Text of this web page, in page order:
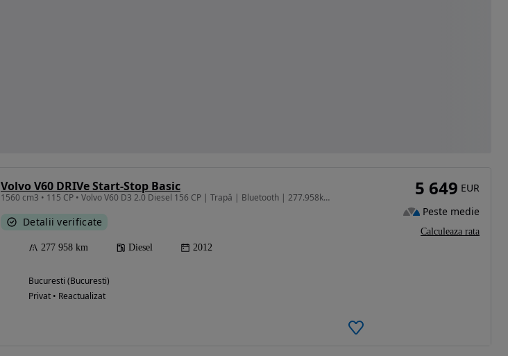
Volvo V60 DRIVe Start-Stop Basic
1560 cm3 • 115 CP • Volvo V60 D3 2.0 Diesel 156 CP | Trapă | Bluetooth | 277.958km | Euro5
Detalii verificate
277 958 km Diesel 2012
Bucuresti (Bucuresti)
Privat • Reactualizat
5 649 EUR
Peste medie
Calculeaza rata